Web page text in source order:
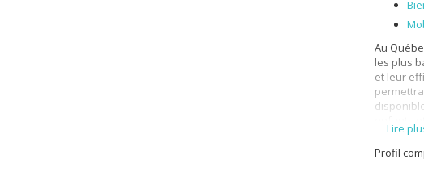
Au
les plus
et leur
jeunesse.
Lire
Profil